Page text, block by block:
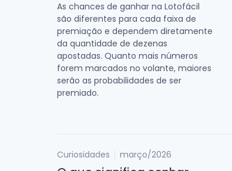
As chances de ganhar na Lotofácil
são diferentes para cada faixa de
premiação e dependem diretamente
da quantidade de dezenas
apostadas. Quanto mais números
forem marcados no volante, maiores
serão as probabilidades de ser
premiado.
Curiosidades março/2026